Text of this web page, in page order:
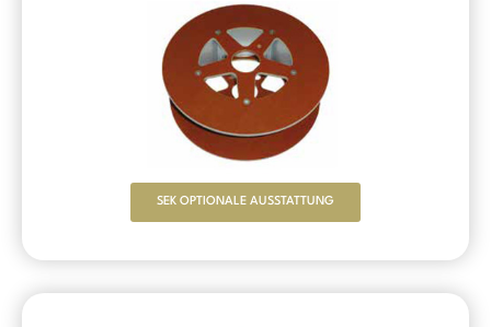
SEK OPTIONALE AUSSTATTUNG